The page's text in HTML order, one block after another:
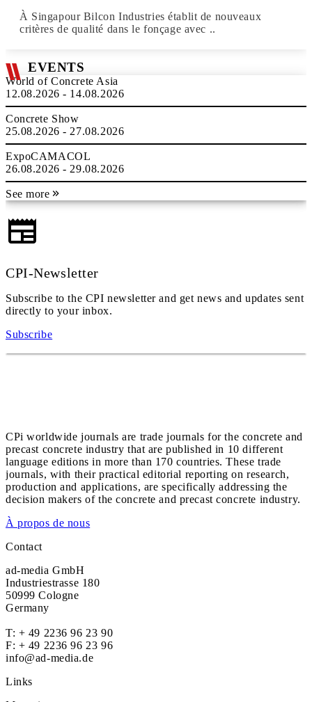
À Singapour Bilcon Industries établit de nouveaux
critères de qualité dans le fonçage avec ..
EVENTS
World of Concrete Asia
12.08.2026 - 14.08.2026
Concrete Show
25.08.2026 - 27.08.2026
ExpoCAMACOL
26.08.2026 - 29.08.2026
See more
CPI-Newsletter
Subscribe to the CPI newsletter and get news and updates sent
directly to your inbox.
Subscribe
CPi worldwide journals are trade journals for the concrete and
precast concrete industry that are published in 10 different
language editions in more than 170 countries. These trade
journals, with their practical editorial reporting on research,
production and applications, are specifically addressing the
decision makers of the concrete and precast concrete industry.
À propos de nous
Contact
ad-media GmbH
Industriestrasse 180
50999 Cologne
Germany
T: + 49 2236 96 23 90
F: + 49 2236 96 23 96
info@ad-media.de
Links